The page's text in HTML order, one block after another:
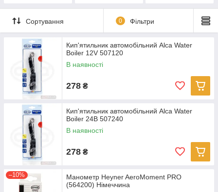
Сортування 0 Фільтри
Кип'ятильник автомобільний Alca Water
Boiler 12V 507120
В наявності
278 ₴
Кип'ятильник автомобільний Alca Water
Boiler 24В 507240
В наявності
278 ₴
–10%
Манометр Heyner AeroMoment PRO
(564200) Німеччина